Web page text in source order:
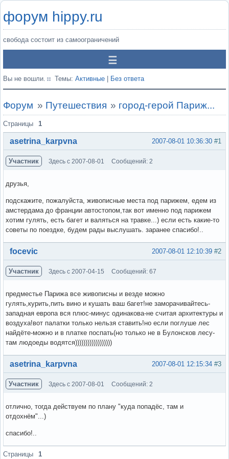
форум hippy.ru
свобода состоит из самоограничений
Вы не вошли. Темы: Активные Без ответа
Форум » Путешествия » город-герой Париж...
Страницы 1
#1
2007-08-01 10:36:30
asetrina_karpvna
Участник Здесь с 2007-08-01 Сообщений: 2
друзья,
подскажите, пожалуйста, живописные места под парижем, едем из
амстердама до франции автостопом,так вот именно под парижем
хотим гулять, есть багет и валяться на травке...) если есть какие-то
советы по поездке, будем рады выслушать. заранее спасибо!..
Вне форума #2
2007-08-01 12:10:39
focevic
Участник Здесь с 2007-04-15 Сообщений: 67
предместье Парижа все живописны и везде можно
гулять,курить,пить вино и кушать ваш багет!не заморачивайтесь-
западная европа вся плюс-минус одинакова-не считая архитектуры и
воздуха!вот палатки только нельзя ставить!но если поглуше лес
найдёте-можно и в платке поспать(но только не в Булонсков лесу-
там людоеды водятся))))))))))))))))))
Вне форума #3
2007-08-01 12:15:34
asetrina_karpvna
Участник Здесь с 2007-08-01 Сообщений: 2
отлично, тогда действуем по плану "куда попадёс, там и
отдохнём"...)
спасибо!..
Вне форума
Страницы 1